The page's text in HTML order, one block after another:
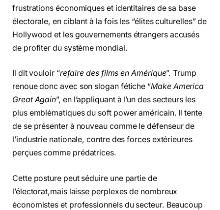
frustrations économiques et identitaires de sa base
électorale, en ciblant à la fois les “élites culturelles” de
Hollywood et les gouvernements étrangers accusés
de profiter du système mondial.
Il dit vouloir “refaire des films en Amérique”. Trump
renoue donc avec son slogan fétiche “Make America
Great Again”, en l’appliquant à l’un des secteurs les
plus emblématiques du soft power américain. Il tente
de se présenter à nouveau comme le défenseur de
l’industrie nationale, contre des forces extérieures
perçues comme prédatrices.
Cette posture peut séduire une partie de
l’électorat,mais laisse perplexes de nombreux
économistes et professionnels du secteur. Beaucoup